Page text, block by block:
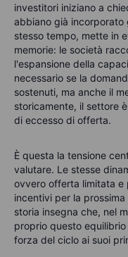
investitori iniziano a
abbiano già incorporato
stesso tempo, mette in
memorie: le società
l'espansione della
necessario se la
sostenuti, ma anche il
storicamente, il settore
di eccesso di offerta.
È questa la tensione
valutare. Le stesse
ovvero offerta limitata e
incentivi per la
storia insegna che, nel
proprio questo
forza del ciclo ai suoi